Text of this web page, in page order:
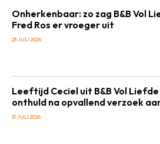
Onherkenbaar: zo zag B&B Vol
Fred Ros er vroeger uit
23 JULI 2026
Leeftijd Ceciel uit B&B Vol Liefde
onthuld na opvallend verzoek
21 JULI 2026